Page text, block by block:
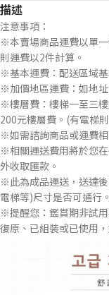
描述
注意事項：
※本賣場商品運費以單
則運費以2件計算。
※基本運費：配送區域
※加價地區運費：如地
※樓層費：樓梯一至三
200元樓層費。(有電梯
※如需諮詢商品或運費
※相關運送費用將於您
外收取匯款。
※此為成品運送，送達
電梯等)尺寸是否可通行。
※提醒您：鑑賞期非試
復原、已組裝或已使用